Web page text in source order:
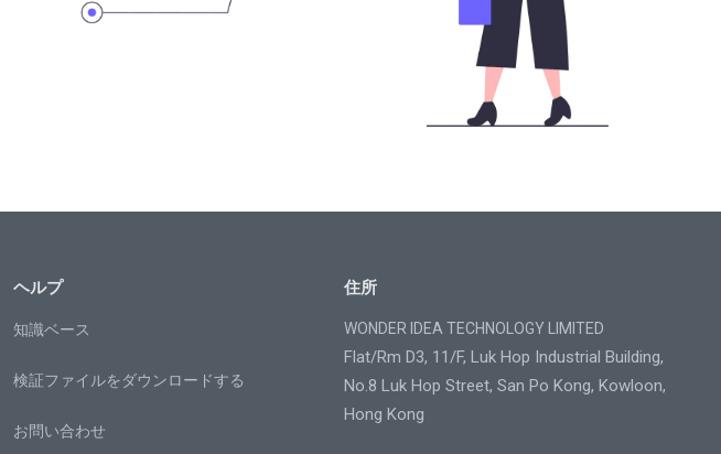
ヘルプ
知識ベース
検証ファイルをダウンロードする
お問い合わせ
住所
WONDER IDEA TECHNOLOGY LIMITED
Flat/Rm D3, 11/F, Luk Hop Industrial Building,
No.8 Luk Hop Street, San Po Kong, Kowloon,
Hong Kong